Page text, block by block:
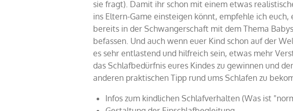
sie fragt). Damit ihr schon mit einem etwas
ins Eltern-Game einsteigen könnt, empfehle ich euch,
bereits in der Schwangerschaft mit dem Thema
befassen. Und auch wenn euer Kind schon auf der
es sehr entlastend und hilfreich sein, etwas mehr
das Schlafbedürfnis eures Kindes zu gewinnen und
anderen praktischen Tipp rund ums Schlafen zu
Infos zum kindlichen Schlafverhalten (Was ist